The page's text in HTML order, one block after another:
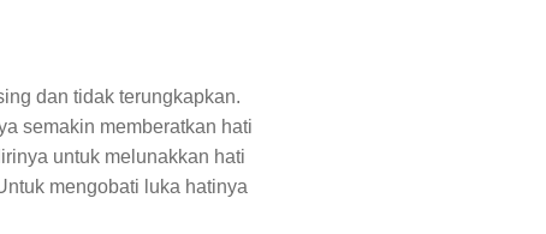
dan tidak terungkapkan.
semakin memberatkan hati
untuk melunakkan hati
mengobati luka hatinya